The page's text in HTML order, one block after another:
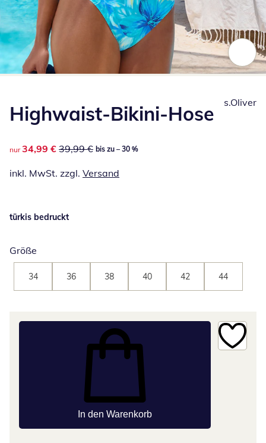
Highwaist-Bikini-Hose
reduzierter Preis 34,99 €, vorheriger Preis: 39,99 €
nur 34,99 € 39,99 € bis zu – 30 %
inkl. MwSt. zzgl. Versand
s.Oliver
türkis bedruckt
Größe
34 36 38 40 42 44
In den Warenkorb